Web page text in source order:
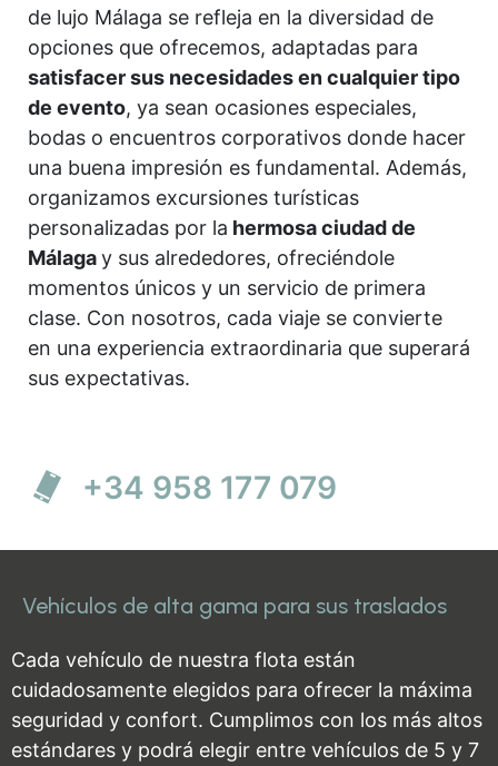
de lujo Málaga se refleja en la diversidad de
opciones que ofrecemos, adaptadas para
satisfacer sus necesidades en cualquier tipo
de evento, ya sean ocasiones especiales,
bodas o encuentros corporativos donde hacer
una buena impresión es fundamental. Además,
organizamos excursiones turísticas
personalizadas por la hermosa ciudad de
Málagay sus alrededores, ofreciéndole
momentos únicos y un servicio de primera
clase. Con nosotros, cada viaje se convierte
en una experiencia extraordinaria que superará
sus expectativas.
+34 958 177 079
Vehículos de alta gama para sus traslados
Cada vehículo de nuestra flota están
cuidadosamente elegidos para ofrecer la máxima
seguridad y confort. Cumplimos con los más altos
estándares y podrá elegir entre vehículos de 5 y 7